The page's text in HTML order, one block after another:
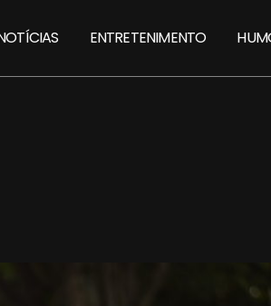
ENTRETENIMENTO